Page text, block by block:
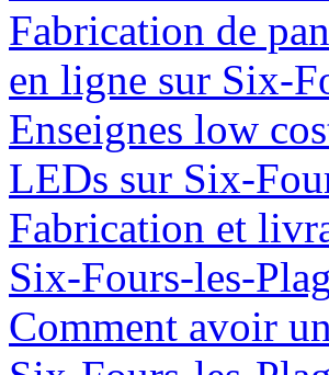
Fabrication de
en ligne sur Six-
Enseignes low
LEDs sur Six-
Fabrication et
Six-Fours-les-
Comment avoir